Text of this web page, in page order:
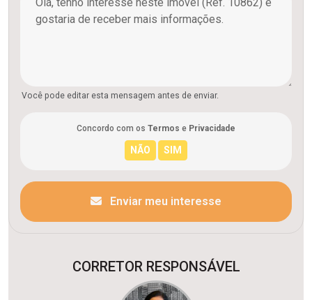
Você pode editar esta mensagem antes de enviar.
Concordo com os Termos e Privacidade
Enviar meu interesse
CORRETOR RESPONSÁVEL